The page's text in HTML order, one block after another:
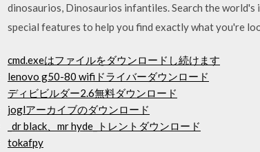
dinosaurios, Dinosaurios infantiles. Search the world's
special features to help you find exactly what you're
cmd.exeはファイルをダウンロードし続けます
lenovo g50-80 wifiドライバーダウンロード
ディビビルダー2.6無料ダウンロード
joglアーカイブのダウンロード
_dr black、mr hyde_トレントダウンロード
tokafpy